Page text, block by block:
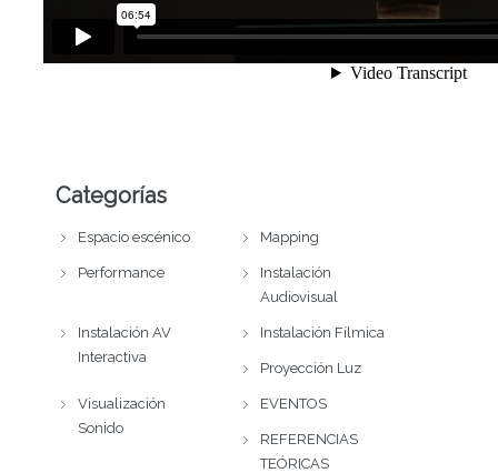
Categorías
Espacio escénico Mapping
Performance
Instalación
Audiovisual
Instalación AV
Interactiva
Instalación Fílmica
Proyección Luz
Visualización
Sonido
EVENTOS
REFERENCIAS
TEÓRICAS